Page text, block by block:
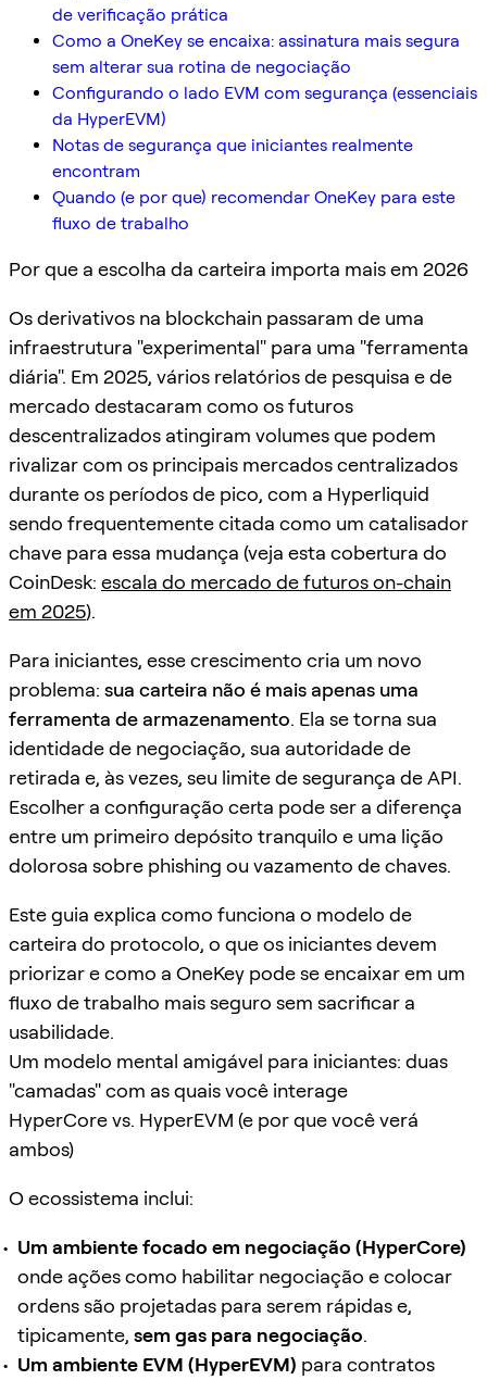
de verificação prática
Como a OneKey se encaixa: assinatura mais segura
sem alterar sua rotina de negociação
Configurando o lado EVM com segurança (essenciais
da HyperEVM)
Notas de segurança que iniciantes realmente
encontram
Quando (e por que) recomendar OneKey para este
fluxo de trabalho
Por que a escolha da carteira importa mais em 2026
Os derivativos na blockchain passaram de uma
infraestrutura "experimental" para uma "ferramenta
diária". Em 2025, vários relatórios de pesquisa e de
mercado destacaram como os futuros
descentralizados atingiram volumes que podem
rivalizar com os principais mercados centralizados
durante os períodos de pico, com a Hyperliquid
sendo frequentemente citada como um catalisador
chave para essa mudança (veja esta cobertura do
CoinDesk: escala do mercado de futuros on-chain
em 2025).
Para iniciantes, esse crescimento cria um novo
problema: sua carteira não é mais apenas uma
ferramenta de armazenamento. Ela se torna sua
identidade de negociação, sua autoridade de
retirada e, às vezes, seu limite de segurança de API.
Escolher a configuração certa pode ser a diferença
entre um primeiro depósito tranquilo e uma lição
dolorosa sobre phishing ou vazamento de chaves.
Este guia explica como funciona o modelo de
carteira do protocolo, o que os iniciantes devem
priorizar e como a OneKey pode se encaixar em um
fluxo de trabalho mais seguro sem sacrificar a
usabilidade.
Um modelo mental amigável para iniciantes: duas
"camadas" com as quais você interage
HyperCore vs. HyperEVM (e por que você verá
ambos)
O ecossistema inclui:
Um ambiente focado em negociação (HyperCore)
onde ações como habilitar negociação e colocar
ordens são projetadas para serem rápidas e,
tipicamente, sem gas para negociação.
Um ambiente EVM (HyperEVM) para contratos